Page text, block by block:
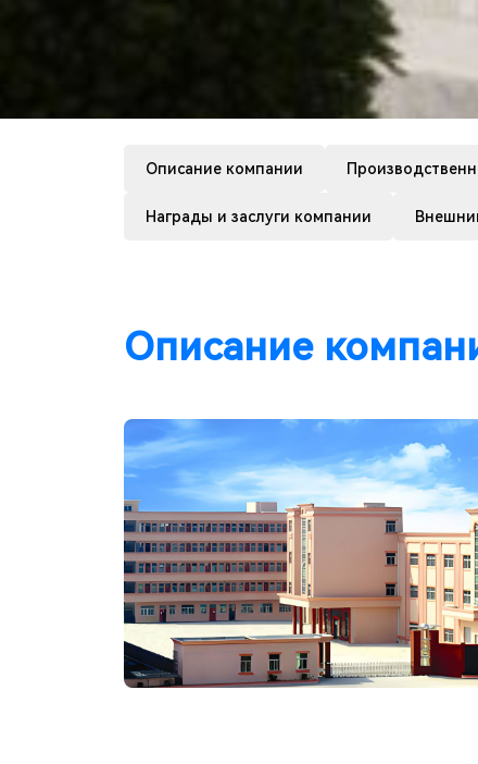
Описание компании
Награды и заслуги компании
Описание